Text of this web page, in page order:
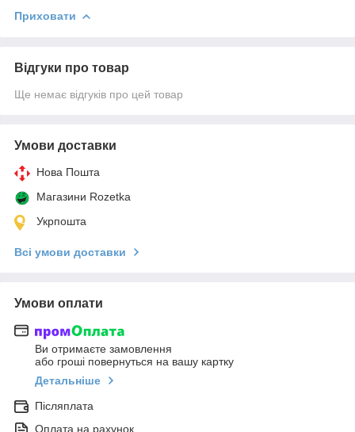
Приховати
Відгуки про товар
Ще немає відгуків про цей товар
Умови доставки
Нова Пошта
Магазини Rozetka
Укрпошта
Всі умови доставки
Умови оплати
Ви отримаєте замовлення
або гроші повернуться на вашу картку
Детальніше
Післяплата
Оплата на рахунок